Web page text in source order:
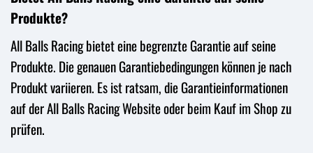
Produkte?
All Balls Racing bietet eine begrenzte Garantie auf seine
Produkte. Die genauen Garantiebedingungen können je nach
Produkt variieren. Es ist ratsam, die Garantieinformationen
auf der All Balls Racing Website oder beim Kauf im Shop zu
prüfen.